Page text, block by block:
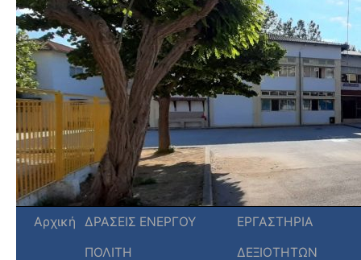
Αρχική
ΔΡΑΣΕΙΣ ΕΝΕΡΓΟΥ
ΠΟΛΙΤΗ
ΕΡΓΑΣΤΗΡΙΑ
ΔΕΞΙΟΤΗΤΩΝ